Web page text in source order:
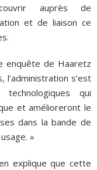
auprès de
et de liaison ce
enquête de Haaretz
s’est
qui
et amélioreront le
dans la bande de
»
explique que cette